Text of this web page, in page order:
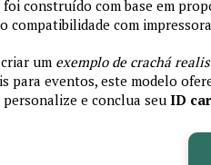
construído com base em
compatibilidade com
um exemplo de crachá
para eventos, este modelo
e conclua seuID